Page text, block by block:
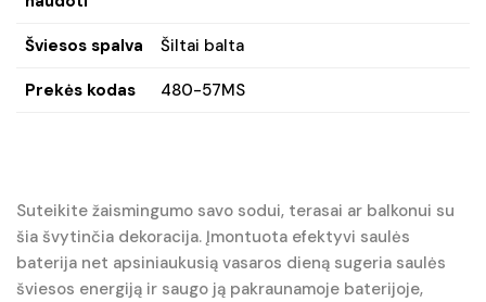
Šviesos spalva Šiltai balta
Prekės kodas 480-57MS
Suteikite žaismingumo savo sodui, terasai ar balkonui su
šia švytinčia dekoracija. Įmontuota efektyvi saulės
baterija net apsiniaukusią vasaros dieną sugeria saulės
šviesos energiją ir saugo ją pakraunamoje baterijoje,